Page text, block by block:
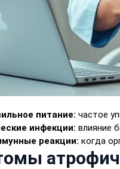
питание: частое
инфекции: влияние
реакции: когда